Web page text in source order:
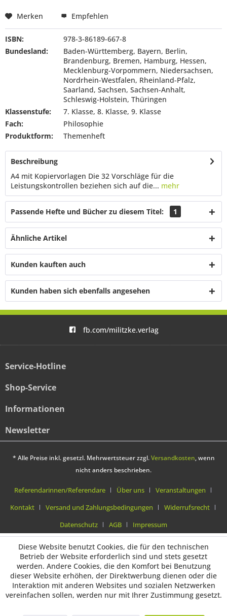
Merken Empfehlen
ISBN:
978-3-86189-667-8
Bundesland:
Baden-Württemberg, Bayern, Berlin,
Brandenburg, Bremen, Hamburg, Hessen,
Mecklenburg-Vorpommern, Niedersachsen,
Nordrhein-Westfalen, Rheinland-Pfalz,
Saarland, Sachsen, Sachsen-Anhalt,
Schleswig-Holstein, Thüringen
Klassenstufe:
7. Klasse, 8. Klasse, 9. Klasse
Fach:
Philosophie
Produktform:
Themenheft
Beschreibung
A4 mit Kopiervorlagen Die 32 Vorschläge für die
Leistungskontrollen beziehen sich auf die... mehr
Passende Hefte und Bücher zu diesem Titel: 1
Ähnliche Artikel
Kunden kauften auch
Kunden haben sich ebenfalls angesehen
fb.com/militzke.verlag
Service-Hotline
Shop-Service
Informationen
Newsletter
* Alle Preise inkl. gesetzl. Mehrwertsteuer zzgl.Versandkosten, wenn
nicht anders beschrieben.
Referendarinnen/Referendare Über uns
Veranstaltungen
Kontakt
Versand und Zahlungsbedingungen
Widerrufsrecht
Datenschutz
AGB Impressum
Diese Website benutzt Cookies, die für den technischen
Betrieb der Website erforderlich sind und stets gesetzt
werden. Andere Cookies, die den Komfort bei Benutzung
dieser Website erhöhen, der Direktwerbung dienen oder die
Interaktion mit anderen Websites und sozialen Netzwerken
vereinfachen sollen, werden nur mit Ihrer Zustimmung gesetzt.